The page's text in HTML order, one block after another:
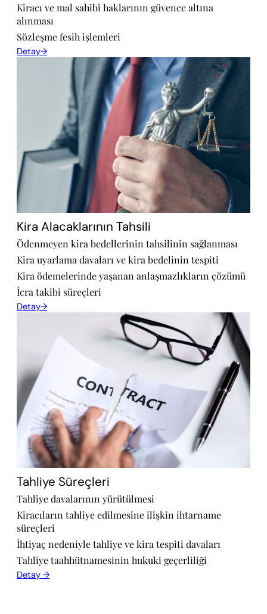
Kiracı ve mal sahibi haklarının güvence altına
alınması
Sözleşme fesih işlemleri
Detay→
Kira Alacaklarının Tahsili
Ödenmeyen kira bedellerinin tahsilinin sağlanması
Kira uyarlama davaları ve kira bedelinin tespiti
Kira ödemelerinde yaşanan anlaşmazlıkların çözümü
İcra takibi süreçleri
Detay→
Tahliye Süreçleri
Tahliye davalarının yürütülmesi
Kiracıların tahliye edilmesine ilişkin ihtarname
süreçleri
İhtiyaç nedeniyle tahliye ve kira tespiti davaları
Tahliye taahhütnamesinin hukuki geçerliliği
Detay →